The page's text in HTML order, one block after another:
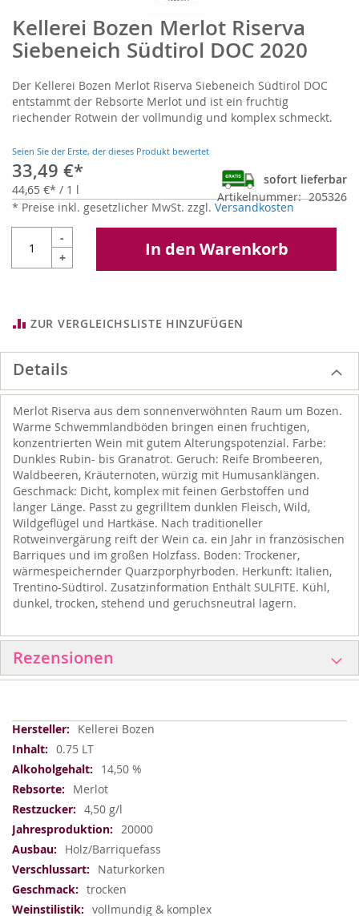
Kellerei Bozen Merlot Riserva
Siebeneich Südtirol DOC 2020
Der Kellerei Bozen Merlot Riserva Siebeneich Südtirol DOC
entstammt der Rebsorte Merlot und ist ein fruchtig
riechender Rotwein der vollmundig und komplex schmeckt.
Seien Sie der Erste, der dieses Produkt bewertet
33,49 €
44,65 € / 1 l
sofort lieferbar
Artikelnummer
205326
* Preise inkl. gesetzlicher MwSt. zzgl. Versandkosten
-
+
In den Warenkorb
ZUR VERGLEICHSLISTE HINZUFÜGEN
Zum
Anfang
der
springen
Details
Merlot Riserva aus dem sonnenverwöhnten Raum um Bozen.
Warme Schwemmlandböden bringen einen fruchtigen,
konzentrierten Wein mit gutem Alterungspotenzial. Farbe:
Dunkles Rubin- bis Granatrot. Geruch: Reife Brombeeren,
Waldbeeren, Kräuternoten, würzig mit Humusanklängen.
Geschmack: Dicht, komplex mit feinen Gerbstoffen und
langer Länge. Passt zu gegrilltem dunklen Fleisch, Wild,
Wildgeflügel und Hartkäse. Nach traditioneller
Rotweinvergärung reift der Wein ca. ein Jahr in französischen
Barriques und im großen Holzfass. Boden: Trockener,
wärmespeichernder Quarzporphyrboden. Herkunft: Italien,
Trentino-Südtirol. Zusatzinformation Enthält SULFITE. Kühl,
dunkel, trocken, stehend und geruchsneutral lagern.
Rezensionen
Weitere
Informationen
Kellerei Bozen
0.75 LT
14,50 %
Merlot
4,50 g/l
20000
Holz/Barriquefass
Naturkorken
trocken
vollmundig & komplex